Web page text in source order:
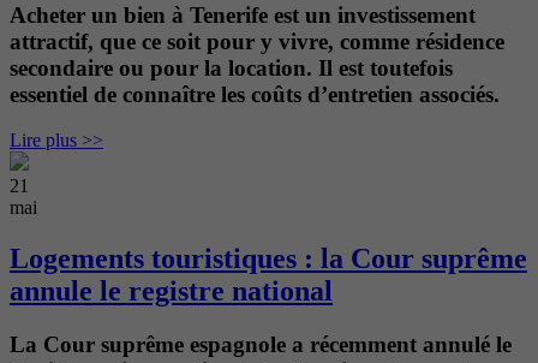
Acheter un bien à Tenerife est un investissement
attractif, que ce soit pour y vivre, comme résidence
secondaire ou pour la location. Il est toutefois
essentiel de connaître les coûts d’entretien associés.
Lire plus >>
21
mai
Logements touristiques : la Cour suprême
annule le registre national
La Cour suprême espagnole a récemment annulé le